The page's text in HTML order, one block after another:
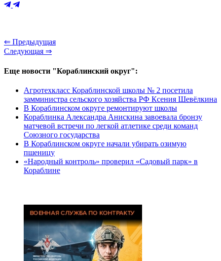
⇐ Предыдущая
Следующая ⇒
Еще новости "Кораблинский округ":
Агротехкласс Кораблинской школы № 2 посетила
замминистра сельского хозяйства РФ Ксения Шевёлкина
В Кораблинском округе ремонтируют школы
Кораблинка Александра Анискина завоевала бронзу
матчевой встречи по легкой атлетике среди команд
Союзного государства
В Кораблинском округе начали убирать озимую
пшеницу
«Народный контроль» проверил «Садовый парк» в
Кораблине